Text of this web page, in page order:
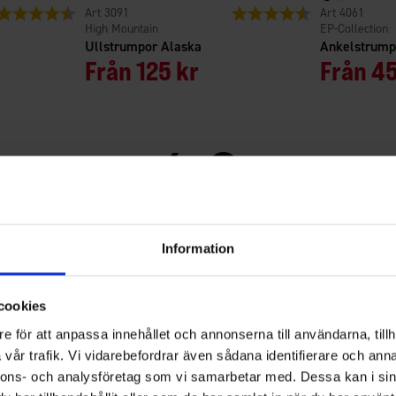
Information
för att anpassa innehållet och annonserna till användarna,
trafik. Vi vidarebefordrar även sådana identifierare och
och analysföretag som vi samarbetar med. Dessa kan i
4.4 utav 5 stjärnor
Ullstrumpor Alaska
High Mountain
3091
Från125 kr
Betyg: 4.8 utav 5 stjärnor
EP-Collection
4061
Från
4.3
Betyg:
5
Baserat på 9 betyg och 7